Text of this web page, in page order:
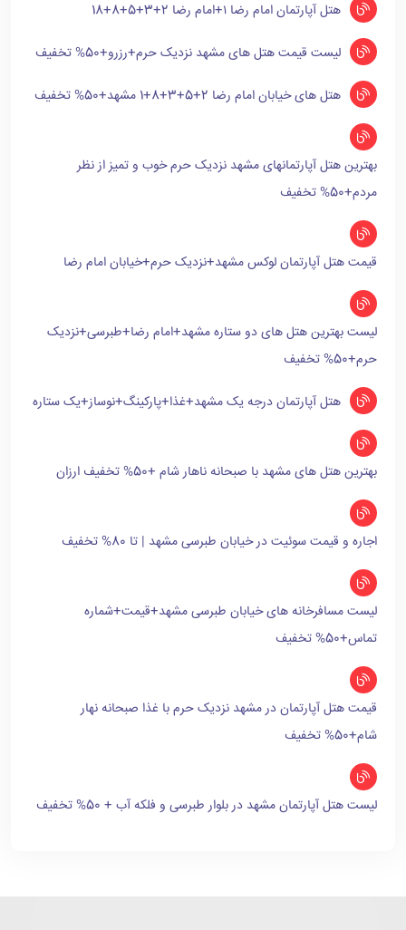
هتل آپارتمان امام رضا ۱+امام رضا 2+3+5+8+18
لیست قیمت هتل های مشهد نزدیک حرم+رزرو+50% تخفیف
هتل های خیابان امام رضا 2+5+3+8+1 مشهد+50% تخفیف
بهترین هتل آپارتمانهای مشهد نزدیک حرم خوب و تمیز از نظر
مردم+50% تخفیف
قیمت هتل آپارتمان لوکس مشهد+نزدیک حرم+خیابان امام رضا
لیست بهترین هتل های دو ستاره مشهد+امام رضا+طبرسی+نزدیک
حرم+50% تخفیف
هتل آپارتمان درجه یک مشهد+غذا+پارکینگ+نوساز+یک ستاره
بهترین هتل های مشهد با صبحانه ناهار شام +50% تخفیف ارزان
اجاره و قیمت سوئیت در خیابان طبرسی مشهد | تا 80% تخفیف
لیست مسافرخانه های خیابان طبرسی مشهد+قیمت+شماره
تماس+50% تخفیف
قیمت هتل آپارتمان در مشهد نزدیک حرم با غذا صبحانه نهار
شام+50% تخفیف
لیست هتل آپارتمان مشهد در بلوار طبرسی و فلکه آب + 50% تخفیف